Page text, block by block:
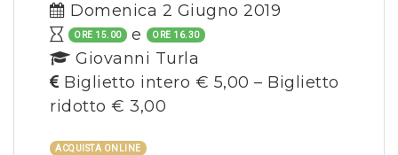
Domenica 2 Giugno 2019
ORE 15.00 e ORE 16.30
Giovanni Turla
Biglietto intero € 5,00 – Biglietto
ridotto € 3,00
ACQUISTA ONLINE